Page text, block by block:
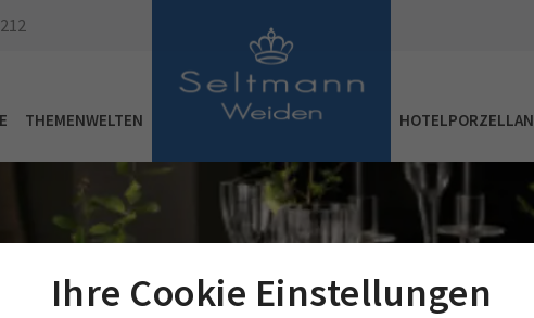
THEMENWELTEN HOTELPORZELLAN
Ihre Cookie Einstellungen